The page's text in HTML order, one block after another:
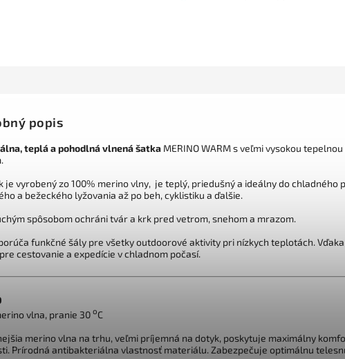
popis
teplá a pohodlná vlnená šatka MERINO WARM s veľmi vysokou
je vyrobený zo 100% merino vlny, je teplý, priedušný a ideálny do chladného
a bežeckého lyžovania až po beh, cyklistiku a ďalšie.
spôsobom ochráni tvár a krk pred vetrom, snehom a mrazom.
funkčné šály pre všetky outdoorové aktivity pri nízkych teplotách.
cestovanie a expedície v chladnom počasí.
vlna, pranie 30 oC
merino vlna na trhu, veľmi príjemná na dotyk, poskytuje maximálny
Prírodná antibakteriálna vlastnosť materiálu. Zabezpečuje optimálnu